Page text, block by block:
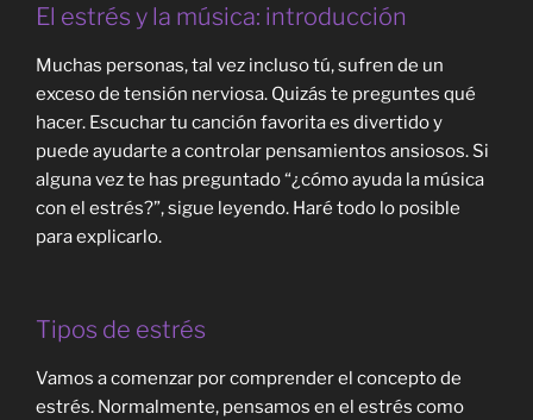
El estrés y la música: introducción
Muchas personas, tal vez incluso tú, sufren de un
exceso de tensión nerviosa. Quizás te preguntes qué
hacer. Escuchar tu canción favorita es divertido y
puede ayudarte a controlar pensamientos ansiosos. Si
alguna vez te has preguntado “¿cómo ayuda la música
con el estrés?”, sigue leyendo. Haré todo lo posible
para explicarlo.
Tipos de estrés
Vamos a comenzar por comprender el concepto de
estrés. Normalmente, pensamos en el estrés como